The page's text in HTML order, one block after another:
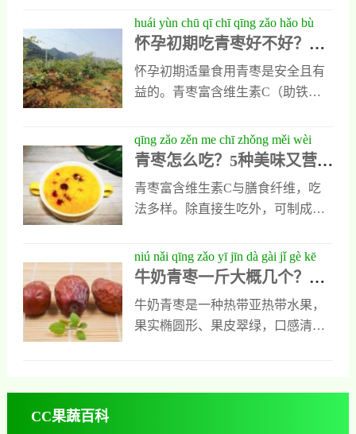
天，需剔除坏果、勿水洗、用纸巾
包裹后放入透气容器。冷冻或制干
降。科学储存可延缓失水软化，保
留维生素C等营养。建议尽早食
huái yùn chū qī chī qīng zǎo hǎo bù
hǎo yíng yǎng zhuān jiā shēn dù jiě xī
qīng zǎo duì yùn fù de yì chù yǔ zhù yì
shì xiàng
怀孕初期吃青枣好不好？营
养专家深度解析青枣对孕妇
的益处与注意事项
怀孕初期适量食用青枣是安全且有
益的。青枣富含维生素C（助铁吸
膳食纤维（改善便秘），属低升糖
水果，不易引起血糖剧烈波动。建
注意去皮、洗净并搭配坚果或酸
奶。但脾胃虚寒或高血糖孕妇需慎
助孕早期营养与胎儿发育。
qīng zǎo zěn me chī zhǒng měi wèi
yòu yíng yǎng de qīng zǎo chī fǎ quán
gōng lüè qīng sōng jiě suǒ shuǐ guǒ xīn
tǐ yàn
青枣怎么吃？5种美味又营养
的青枣吃法全攻略，轻松解
锁水果新体验
青枣富含维生素C与膳食纤维，吃
法多样。除直接生吃外，可制成青
青枣酸奶坚果杯、青枣小米粥等。
关键处理步骤：用小苏打浸泡、软
现吃防氧化。建议每日不超过200
克，糖尿病患者及脾胃虚寒者慎
niú nǎi qīng zǎo yī jīn dà gài jǐ gè kē
xué jiě xī niú nǎi qīng zǎo de zhòng
liàng shù liàng yǔ yíng yǎng jià zhí
牛奶青枣一斤大概几个？科
学解析牛奶青枣的重量、数
量与营养价值
牛奶青枣是一种热带亚热带水果，
果实椭圆形、果皮翠绿，口感清脆
CC果蔬百科